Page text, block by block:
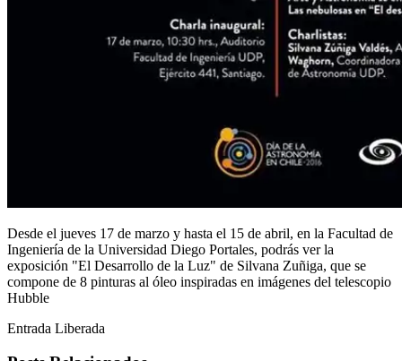
Desde el jueves 17 de marzo y hasta el 15 de abril, en la Facultad de
Ingeniería de la Universidad Diego Portales, podrás ver la
exposición "El Desarrollo de la Luz" de Silvana Zuñiga, que se
compone de 8 pinturas al óleo inspiradas en imágenes del telescopio
Hubble
Entrada Liberada